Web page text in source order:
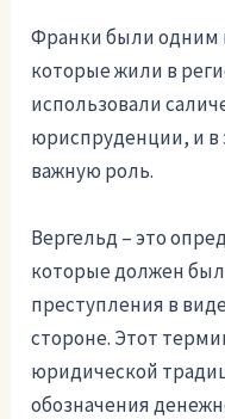
Франки были одним
которые жили в
использовали
юриспруденции, и в
важную роль.
Вергельд – это
которые должен
преступления в
стороне. Этот
юридической
обозначения